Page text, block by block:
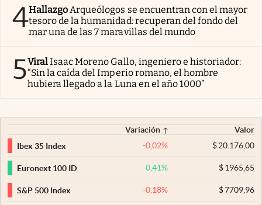
4HallazgoArqueólogos se encuentran con el mayor
tesoro de la humanidad: recuperan del fondo del
mar una de las 7 maravillas del mundo
5ViralIsaac Moreno Gallo, ingeniero e historiador:
“Sin la caída del Imperio romano, el hombre
hubiera llegado a la Luna en el año 1000”
Variación
Valor
Ibex 35 Index
-0,02% $20.176,00
Euronext 100 ID 0,41% $1965,65
S&P 500 Index -0,18% $7709,96